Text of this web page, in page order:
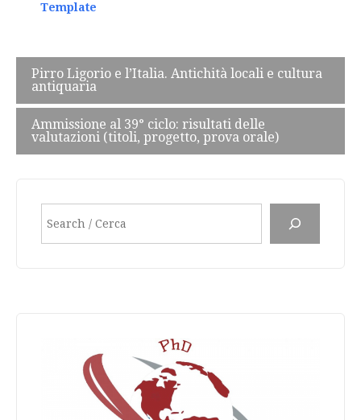
Template
Post
navigation
Pirro Ligorio e l’Italia. Antichità locali e cultura
antiquaria
Ammissione al 39° ciclo: risultati delle
valutazioni (titoli, progetto, prova orale)